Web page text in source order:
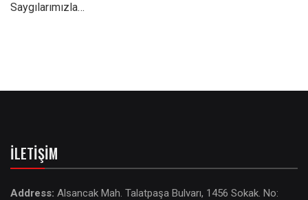
Saygılarımızla…
İLETIŞIM
Address: Alsancak Mah. Talatpaşa Bulvarı, 1456 Sokak. No: